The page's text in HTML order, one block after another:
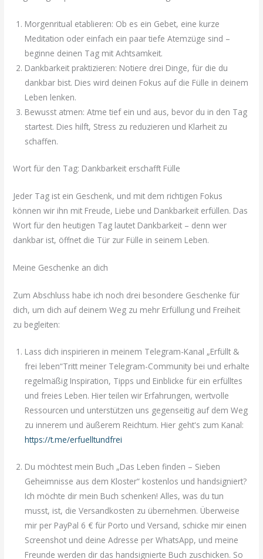
Morgenritual etablieren: Ob es ein Gebet, eine kurze
Meditation oder einfach ein paar tiefe Atemzüge sind –
beginne deinen Tag mit Achtsamkeit.
Dankbarkeit praktizieren: Notiere drei Dinge, für die du
dankbar bist. Dies wird deinen Fokus auf die Fülle in deinem
Leben lenken.
Bewusst atmen: Atme tief ein und aus, bevor du in den Tag
startest. Dies hilft, Stress zu reduzieren und Klarheit zu
schaffen.
Wort für den Tag: Dankbarkeit erschafft Fülle
Jeder Tag ist ein Geschenk, und mit dem richtigen Fokus
können wir ihn mit Freude, Liebe und Dankbarkeit erfüllen. Das
Wort für den heutigen Tag lautet Dankbarkeit – denn wer
dankbar ist, öffnet die Tür zur Fülle in seinem Leben.
Meine Geschenke an dich
Zum Abschluss habe ich noch drei besondere Geschenke für
dich, um dich auf deinem Weg zu mehr Erfüllung und Freiheit
zu begleiten:
Lass dich inspirieren in meinem Telegram-Kanal „Erfüllt &
frei leben“Tritt meiner Telegram-Community bei und erhalte
regelmäßig Inspiration, Tipps und Einblicke für ein erfülltes
und freies Leben. Hier teilen wir Erfahrungen, wertvolle
Ressourcen und unterstützen uns gegenseitig auf dem Weg
zu innerem und äußerem Reichtum. Hier geht's zum Kanal:
https://t.me/erfuelltundfrei
Du möchtest mein Buch „Das Leben finden – Sieben
Geheimnisse aus dem Kloster“ kostenlos und handsigniert?
Ich möchte dir mein Buch schenken! Alles, was du tun
musst, ist, die Versandkosten zu übernehmen. Überweise
mir per PayPal 6 € für Porto und Versand, schicke mir einen
Screenshot und deine Adresse per WhatsApp, und meine
Freunde werden dir das handsignierte Buch zuschicken. So